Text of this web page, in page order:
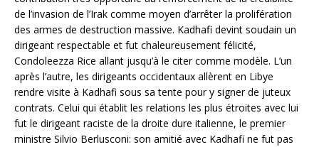
de l’invasion de l’Irak comme moyen d’arrêter la prolifération
des armes de destruction massive. Kadhafi devint soudain un
dirigeant respectable et fut chaleureusement félicité,
Condoleezza Rice allant jusqu’à le citer comme modèle. L’un
après l’autre, les dirigeants occidentaux allèrent en Libye
rendre visite à Kadhafi sous sa tente pour y signer de juteux
contrats. Celui qui établit les relations les plus étroites avec lui
fut le dirigeant raciste de la droite dure italienne, le premier
ministre Silvio Berlusconi: son amitié avec Kadhafi ne fut pas